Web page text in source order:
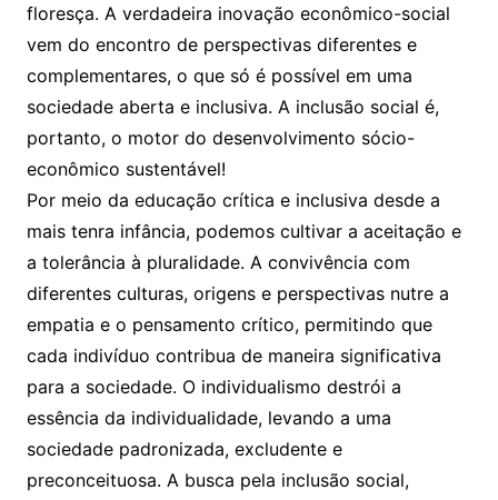
floresça. A verdadeira inovação econômico-social
vem do encontro de perspectivas diferentes e
complementares, o que só é possível em uma
sociedade aberta e inclusiva. A inclusão social é,
portanto, o motor do desenvolvimento sócio-
econômico sustentável!
Por meio da educação crítica e inclusiva desde a
mais tenra infância, podemos cultivar a aceitação e
a tolerância à pluralidade. A convivência com
diferentes culturas, origens e perspectivas nutre a
empatia e o pensamento crítico, permitindo que
cada indivíduo contribua de maneira significativa
para a sociedade. O individualismo destrói a
essência da individualidade, levando a uma
sociedade padronizada, excludente e
preconceituosa. A busca pela inclusão social,